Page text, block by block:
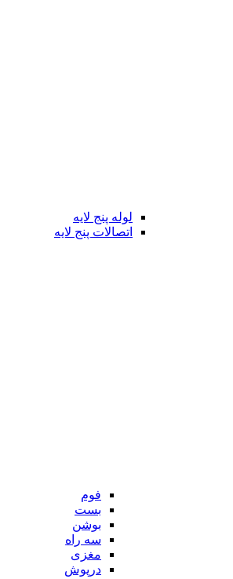
لوله پنج لایه
اتصالات پنج لایه
فوم
بست
بوشن
سه راه
مغزی
درپوش